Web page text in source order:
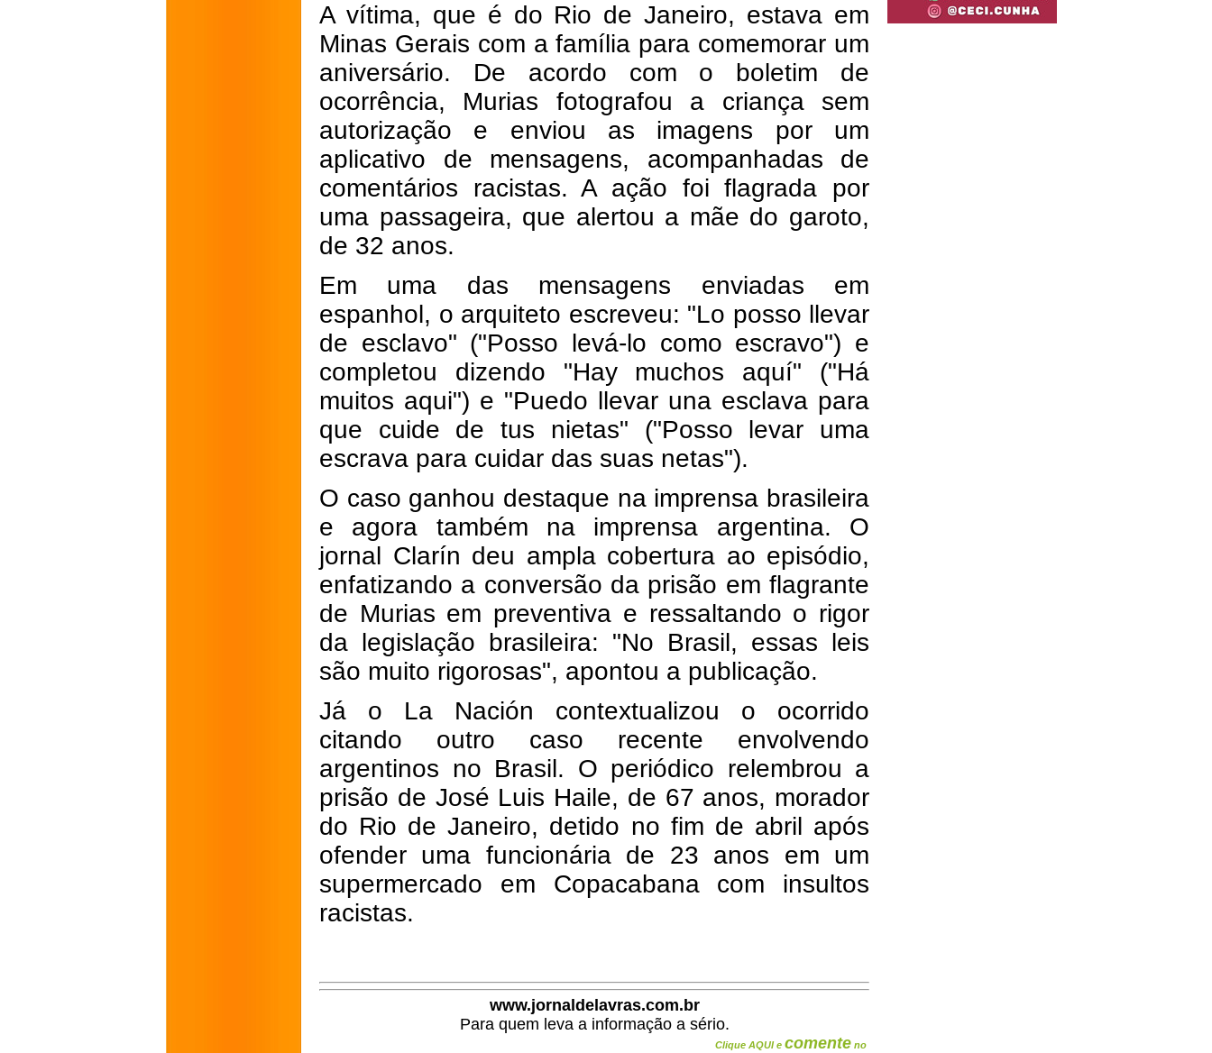
A vítima, que é do Rio de Janeiro, estava em
Minas Gerais com a família para comemorar um
aniversário. De acordo com o boletim de
ocorrência, Murias fotografou a criança sem
autorização e enviou as imagens por um
aplicativo de mensagens, acompanhadas de
comentários racistas. A ação foi flagrada por
uma passageira, que alertou a mãe do garoto,
de 32 anos.
Em uma das mensagens enviadas em
espanhol, o arquiteto escreveu: "Lo posso llevar
de esclavo" ("Posso levá-lo como escravo") e
completou dizendo "Hay muchos aquí" ("Há
muitos aqui") e "Puedo llevar una esclava para
que cuide de tus nietas" ("Posso levar uma
escrava para cuidar das suas netas").
O caso ganhou destaque na imprensa brasileira
e agora também na imprensa argentina. O
jornal Clarín deu ampla cobertura ao episódio,
enfatizando a conversão da prisão em flagrante
de Murias em preventiva e ressaltando o rigor
da legislação brasileira: "No Brasil, essas leis
são muito rigorosas", apontou a publicação.
Já o La Nación contextualizou o ocorrido
citando outro caso recente envolvendo
argentinos no Brasil. O periódico relembrou a
prisão de José Luis Haile, de 67 anos, morador
do Rio de Janeiro, detido no fim de abril após
ofender uma funcionária de 23 anos em um
supermercado em Copacabana com insultos
racistas.
www.jornaldelavras.com.br
Para quem leva a informação a sério.
Clique AQUI e comente no